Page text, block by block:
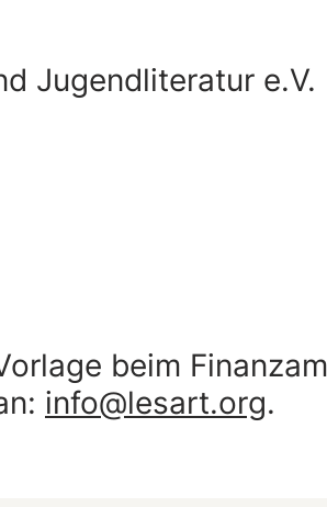
Jugendliteratur e.V.
beim
info@lesart.org.